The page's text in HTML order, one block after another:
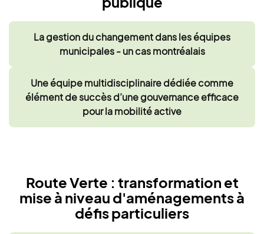
La gestion du changement dans les équipes
municipales - un cas montréalais
Une équipe multidisciplinaire dédiée comme
élément de succès d’une gouvernance efficace
pour la mobilité active
Route Verte : transformation et
mise à niveau d'aménagements à
défis particuliers